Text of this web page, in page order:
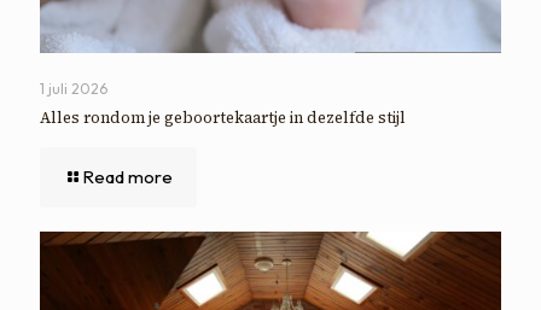
1 juli 2026
Alles rondom je geboortekaartje in dezelfde stijl
Read more